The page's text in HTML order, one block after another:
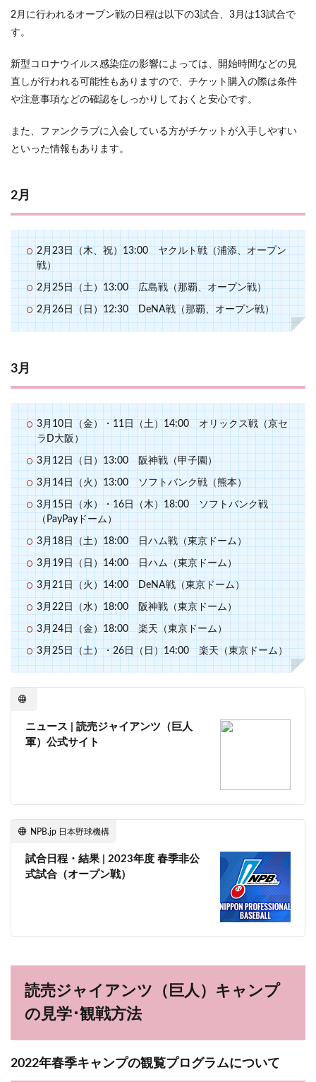
2月に行われるオープン戦の日程は以下の3試合、3月は13試合で
す。
新型コロナウイルス感染症の影響によっては、開始時間などの見
直しが行われる可能性もありますので、チケット購入の際は条件
や注意事項などの確認をしっかりしておくと安心です。
また、ファンクラブに入会している方がチケットが入手しやすい
といった情報もあります。
2月
2月23日（木、祝）13:00 ヤクルト戦（浦添、オープン
戦）
2月25日（土）13:00 広島戦（那覇、オープン戦）
2月26日（日）12:30 DeNA戦（那覇、オープン戦）
3月
3月10日（金）・11日（土）14:00 オリックス戦（京セ
ラD大阪）
3月12日（日）13:00 阪神戦（甲子園）
3月14日（火）13:00 ソフトバンク戦（熊本）
3月15日（水）・16日（木）18:00 ソフトバンク戦
（PayPayドーム）
3月18日（土）18:00 日ハム戦（東京ドーム）
3月19日（日）14:00 日ハム（東京ドーム）
3月21日（火）14:00 DeNA戦（東京ドーム）
3月22日（水）18:00 阪神戦（東京ドーム）
3月24日（金）18:00 楽天（東京ドーム）
3月25日（土）・26日（日）14:00 楽天（東京ドーム）
ニュース | 読売ジャイアンツ（巨人
軍）公式サイト
NPB.jp 日本野球機構
試合日程・結果 | 2023年度 春季非公
式試合（オープン戦）
読売ジャイアンツ（巨人）キャンプ
の見学･観戦方法
2022年春季キャンプの観覧プログラムについて